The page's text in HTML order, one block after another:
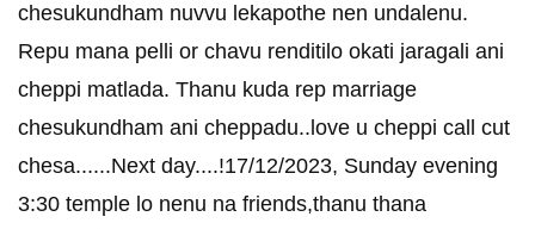
chesukundham nuvvu lekapothe nen undalenu.
Repu mana pelli or chavu renditilo okati jaragali ani
cheppi matlada. Thanu kuda rep marriage
chesukundham ani cheppadu..love u cheppi call cut
chesa......️Next day....!17/12/2023, Sunday evening
3:30 temple lo nenu na friends,thanu thana